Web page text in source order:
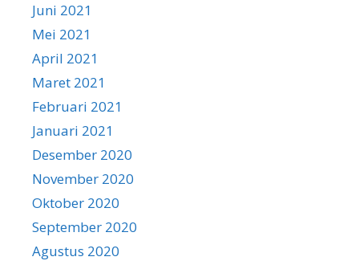
Juni 2021
Mei 2021
April 2021
Maret 2021
Februari 2021
Januari 2021
Desember 2020
November 2020
Oktober 2020
September 2020
Agustus 2020